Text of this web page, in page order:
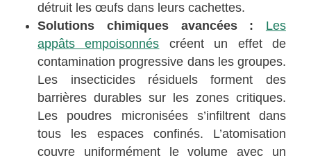
détruit les œufs dans leurs cachettes.
Solutions chimiques avancées :
Les
appâts empoisonnés créent un effet de
contamination progressive dans les groupes.
Les insecticides résiduels forment des
barrières durables sur les zones critiques.
Les poudres micronisées s’infiltrent dans
tous les espaces confinés. L’atomisation
couvre uniformément le volume avec un